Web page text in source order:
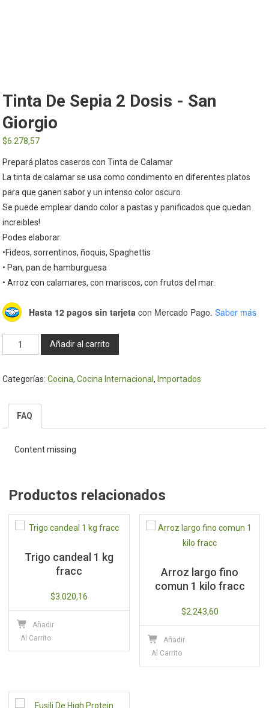
Tinta De Sepia 2 Dosis - San
Giorgio
$6.278,57
Prepará platos caseros con Tinta de Calamar
La tinta de calamar se usa como condimento en diferentes platos
para que ganen sabor y un intenso color oscuro.
Se puede emplear dando color a pastas y panificados que quedan
increibles!
Podes elaborar:
•Fideos, sorrentinos, ñoquis, Spaghettis
• Pan, pan de hamburguesa
• Arroz con calamares, con mariscos, con frutos del mar.
Hasta 12 pagos sin tarjeta con Mercado Pago. Saber más
Tinta
de
San
Giorgio
Añadir al carrito
Categorías:Cocina,Cocina Internacional, Importados
FAQ
Content missing
Productos relacionados
Trigo candeal 1 kg
fracc
$3.020,16
Añadir
Al Carrito
Arroz largo fino
comun 1 kilo fracc
$2.243,60
Añadir
Al Carrito